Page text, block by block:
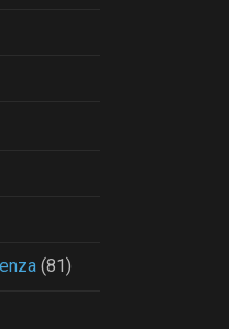
(81)